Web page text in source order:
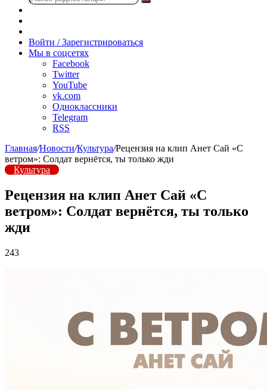
Поиск
радио
Войти / Зарегистрироваться
Мы в соцсетях
Facebook
Twitter
YouTube
vk.com
Одноклассники
Telegram
RSS
Главная/Новости/Культура/Рецензия на клип Анет Сай «С
ветром»: Солдат вернётся, ты только жди
Культура
Рецензия на клип Анет Сай «С
ветром»: Солдат вернётся, ты только
жди
243